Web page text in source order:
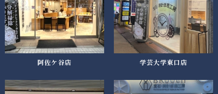
阿佐ケ谷店 学芸大学東口店